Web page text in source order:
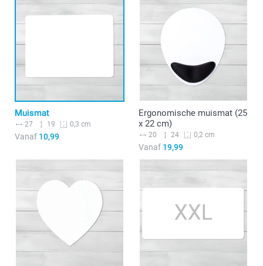
Muismat
27 19 0,3 cm
Vanaf 10,99
Ergonomische muismat (25
x 22 cm)
20 24 0,2 cm
Vanaf19,99